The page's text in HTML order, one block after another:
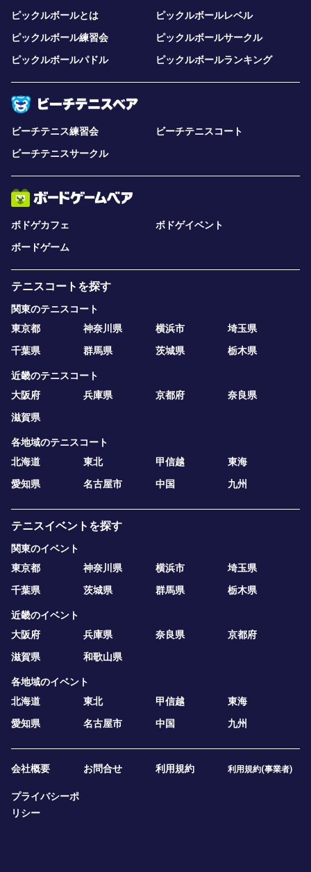
ピックルボールとは
ピックルボールレベル
ピックルボール練習会
ピックルボールサークル
ピックルボールパドル
ピックルボールランキング
ビーチテニス練習会
ビーチテニスコート
ビーチテニスサークル
ボドゲカフェ
ボドゲイベント
ボードゲーム
テニスコートを探す
関東のテニスコート
東京都
神奈川県 横浜市
埼玉県
千葉県
群馬県 茨城県 栃木県
近畿のテニスコート
大阪府
兵庫県 京都府
奈良県
滋賀県
各地域のテニスコート
北海道
東北 甲信越
東海
愛知県
名古屋市 中国 九州
テニスイベントを探す
関東のイベント
東京都
神奈川県 横浜市
埼玉県
千葉県
茨城県 群馬県 栃木県
近畿のイベント
大阪府
兵庫県 奈良県
京都府
滋賀県
和歌山県
各地域のイベント
北海道
東北 甲信越
東海
愛知県
名古屋市 中国 九州
会社概要 お問合せ 利用規約 利用規約(事業者)
プライバシーポ
リシー